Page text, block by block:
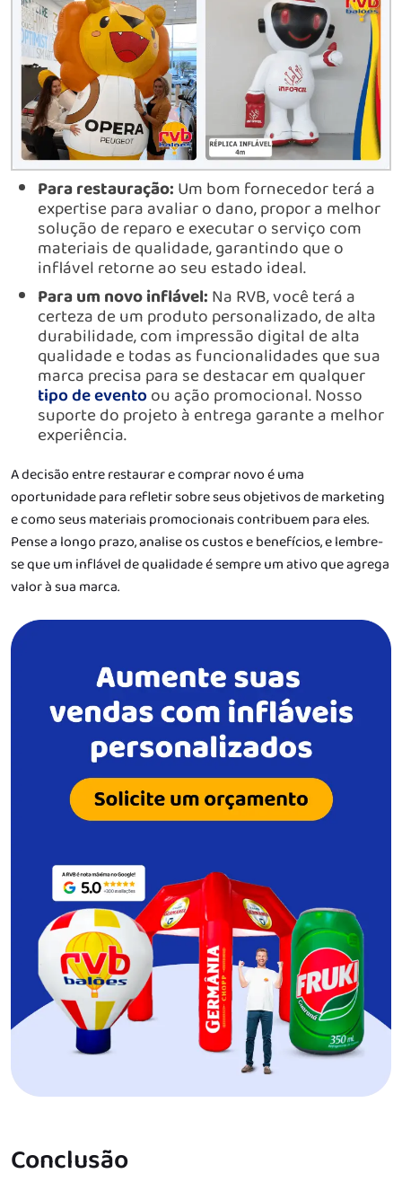
Para restauração:Um bom fornecedor terá a
expertise para avaliar o dano, propor a melhor
solução de reparo e executar o serviço com
materiais de qualidade, garantindo que o
inflável retorne ao seu estado ideal.
Para um novo inflável:Na RVB, você terá a
certeza de um produto personalizado, de alta
durabilidade, com impressão digital de alta
qualidade e todas as funcionalidades que sua
marca precisa para se destacar em qualquer
tipo de eventoou ação promocional. Nosso
suporte do projeto à entrega garante a melhor
experiência.
A decisão entre restaurar e comprar novo é uma
oportunidade para refletir sobre seus objetivos de marketing
e como seus materiais promocionais contribuem para eles.
Pense a longo prazo, analise os custos e benefícios, e lembre-
se que um inflável de qualidade é sempre um ativo que agrega
valor à sua marca.
Conclusão